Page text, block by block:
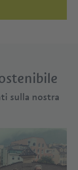
sulla nostra